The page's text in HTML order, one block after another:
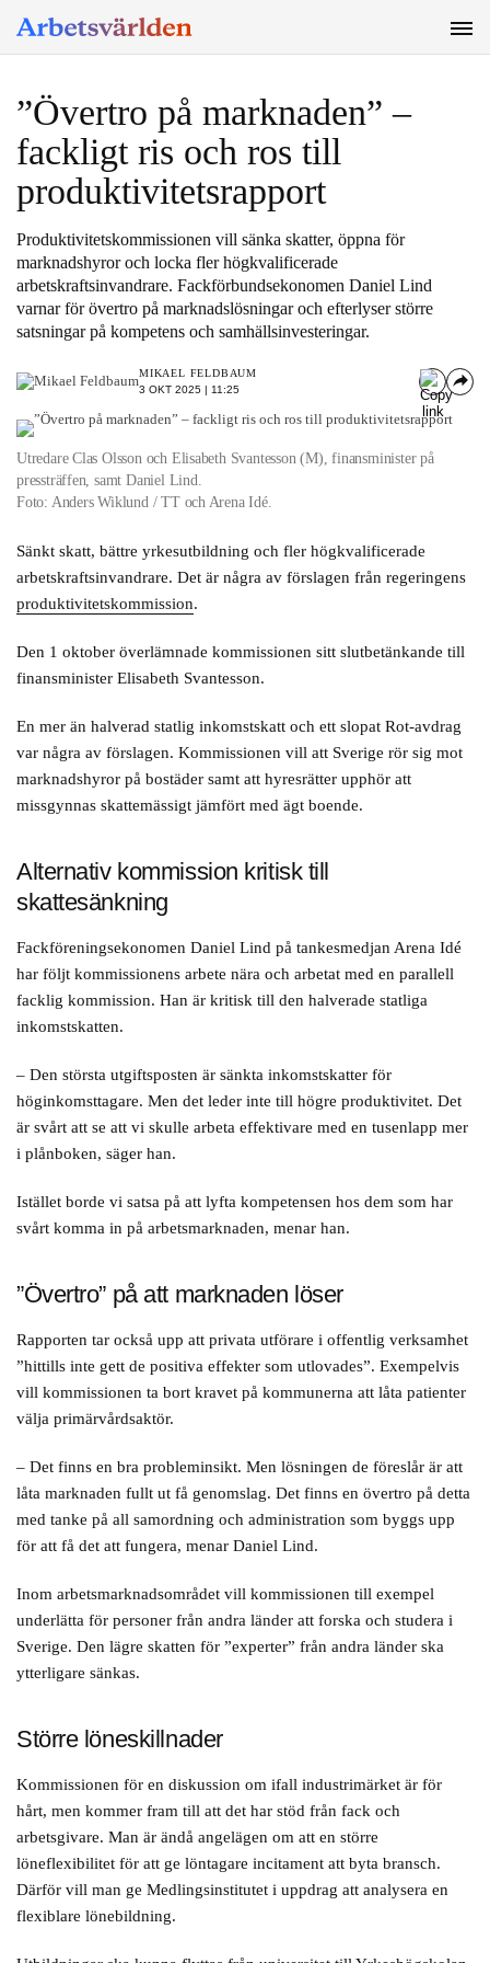
”Övertro på marknaden” –
fackligt ris och ros till
produktivitetsrapport
Produktivitetskommissionen vill sänka skatter, öppna för
marknadshyror och locka fler högkvalificerade
arbetskraftsinvandrare. Fackförbundsekonomen Daniel Lind
varnar för övertro på marknadslösningar och efterlyser större
satsningar på kompetens och samhällsinvesteringar.
MIKAEL FELDBAUM
3 OKT 2025 | 11:25
Utredare Clas Olsson och Elisabeth Svantesson (M), finansminister på
pressträffen, samt Daniel Lind.
Foto: Anders Wiklund / TT och Arena Idé.
Sänkt skatt, bättre yrkesutbildning och fler högkvalificerade
arbetskraftsinvandrare. Det är några av förslagen från regeringens
produktivitetskommission.
Den 1 oktober överlämnade kommissionen sitt slutbetänkande till
finansminister Elisabeth Svantesson.
En mer än halverad statlig inkomstskatt och ett slopat Rot-avdrag
var några av förslagen. Kommissionen vill att Sverige rör sig mot
marknadshyror på bostäder samt att hyresrätter upphör att
missgynnas skattemässigt jämfört med ägt boende.
Alternativ kommission kritisk till
skattesänkning
Fackföreningsekonomen Daniel Lind på tankesmedjan Arena Idé
har följt kommissionens arbete nära och arbetat med en parallell
facklig kommission. Han är kritisk till den halverade statliga
inkomstskatten.
– Den största utgiftsposten är sänkta inkomstskatter för
höginkomsttagare. Men det leder inte till högre produktivitet. Det
är svårt att se att vi skulle arbeta effektivare med en tusenlapp mer
i plånboken, säger han.
Istället borde vi satsa på att lyfta kompetensen hos dem som har
svårt komma in på arbetsmarknaden, menar han.
”Övertro” på att marknaden löser
Rapporten tar också upp att privata utförare i offentlig verksamhet
”hittills inte gett de positiva effekter som utlovades”. Exempelvis
vill kommissionen ta bort kravet på kommunerna att låta patienter
välja primärvårdsaktör.
– Det finns en bra probleminsikt. Men lösningen de föreslår är att
låta marknaden fullt ut få genomslag. Det finns en övertro på detta
med tanke på all samordning och administration som byggs upp
för att få det att fungera, menar Daniel Lind.
Inom arbetsmarknadsområdet vill kommissionen till exempel
underlätta för personer från andra länder att forska och studera i
Sverige. Den lägre skatten för ”experter” från andra länder ska
ytterligare sänkas.
Större löneskillnader
Kommissionen för en diskussion om ifall industrimärket är för
hårt, men kommer fram till att det har stöd från fack och
arbetsgivare. Man är ändå angelägen om att en större
löneflexibilitet för att ge löntagare incitament att byta bransch.
Därför vill man ge Medlingsinstitutet i uppdrag att analysera en
flexiblare lönebildning.